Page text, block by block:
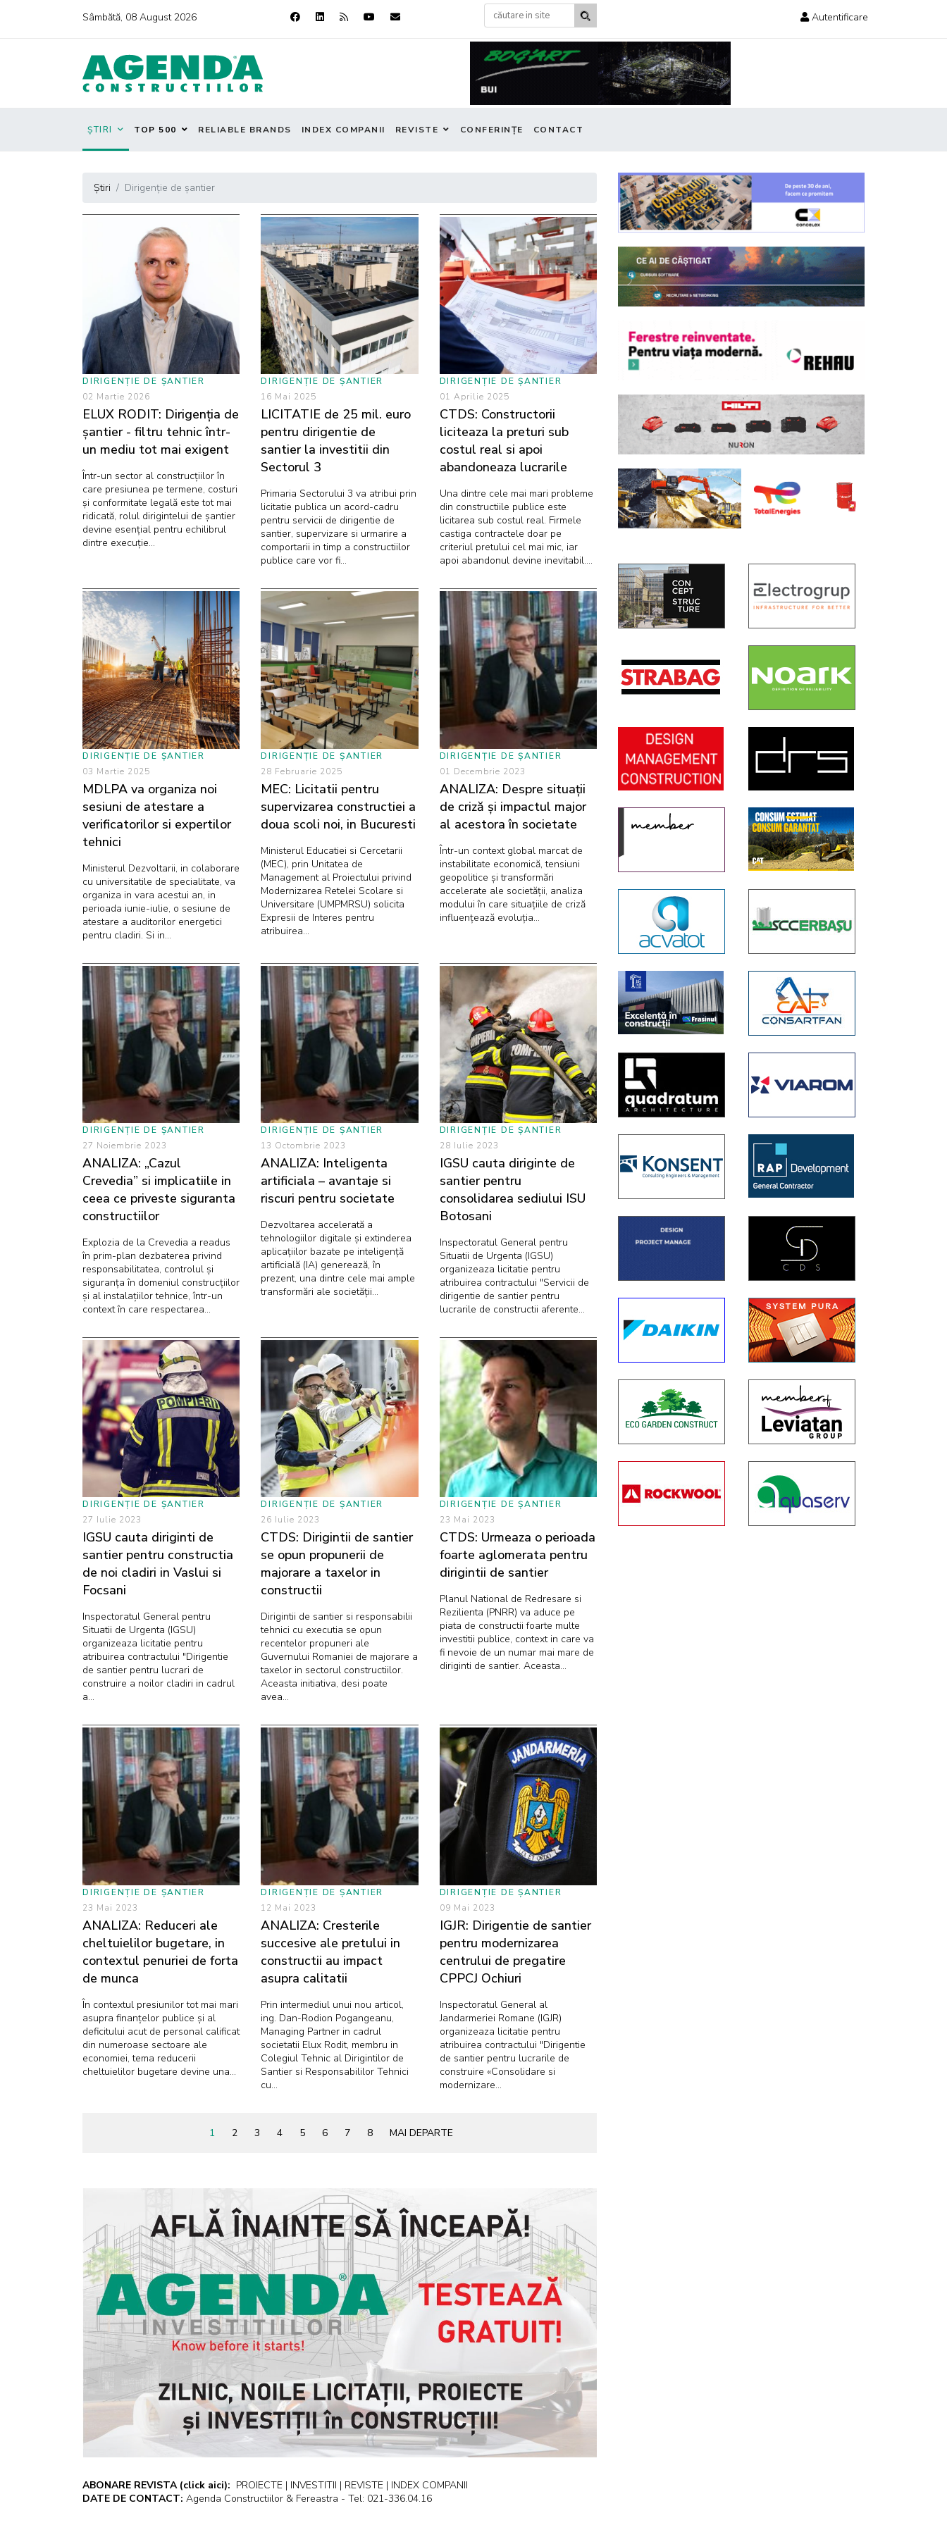
Sâmbătă, 08 August 2026 Autentificare
ȘTIRI TOP 500 RELIABLE BRANDS INDEX COMPANII REVISTE CONFERINȚE CONTACT
Știri Dirigenție de șantier
DIRIGENȚIE DE ȘANTIER
02 Martie 2026
ELUX RODIT: Dirigenția de
șantier - filtru tehnic într-
un mediu tot mai exigent
Într-un sector al construcțiilor în
care presiunea pe termene, costuri
și conformitate legală este tot mai
ridicată, rolul dirigintelui de șantier
devine esențial pentru echilibrul
dintre execuție...
DIRIGENȚIE DE ȘANTIER
16 Mai 2025
LICITATIE de 25 mil. euro
pentru dirigentie de
santier la investitii din
Sectorul 3
Primaria Sectorului 3 va atribui prin
licitatie publica un acord-cadru
pentru servicii de dirigentie de
santier, supervizare si urmarire a
comportarii in timp a constructiilor
publice care vor fi...
DIRIGENȚIE DE ȘANTIER
01 Aprilie 2025
CTDS: Constructorii
liciteaza la preturi sub
costul real si apoi
abandoneaza lucrarile
Una dintre cele mai mari probleme
din constructiile publice este
licitarea sub costul real. Firmele
castiga contractele doar pe
criteriul pretului cel mai mic, iar
apoi abandonul devine inevitabil....
DIRIGENȚIE DE ȘANTIER
03 Martie 2025
MDLPA va organiza noi
sesiuni de atestare a
verificatorilor si expertilor
tehnici
Ministerul Dezvoltarii, in colaborare
cu universitatile de specialitate, va
organiza in vara acestui an, in
perioada iunie-iulie, o sesiune de
atestare a auditorilor energetici
pentru cladiri. Si in...
DIRIGENȚIE DE ȘANTIER
28 Februarie 2025
MEC: Licitatii pentru
supervizarea constructiei a
doua scoli noi, in Bucuresti
Ministerul Educatiei si Cercetarii
(MEC), prin Unitatea de
Management al Proiectului privind
Modernizarea Retelei Scolare si
Universitare (UMPMRSU) solicita
Expresii de Interes pentru
atribuirea...
DIRIGENȚIE DE ȘANTIER
01 Decembrie 2023
ANALIZA: Despre situații
de criză și impactul major
al acestora în societate
Într-un context global marcat de
instabilitate economică, tensiuni
geopolitice și transformări
accelerate ale societății, analiza
modului în care situațiile de criză
influențează evoluția...
DIRIGENȚIE DE ȘANTIER
27 Noiembrie 2023
ANALIZA: „Cazul
Crevedia” si implicatiile in
ceea ce priveste siguranta
constructiilor
Explozia de la Crevedia a readus
în prim-plan dezbaterea privind
responsabilitatea, controlul și
siguranța în domeniul construcțiilor
și al instalațiilor tehnice, într-un
context în care respectarea...
DIRIGENȚIE DE ȘANTIER
13 Octombrie 2023
ANALIZA: Inteligenta
artificiala – avantaje si
riscuri pentru societate
Dezvoltarea accelerată a
tehnologiilor digitale și extinderea
aplicațiilor bazate pe inteligență
artificială (IA) generează, în
prezent, una dintre cele mai ample
transformări ale societății...
DIRIGENȚIE DE ȘANTIER
28 Iulie 2023
IGSU cauta diriginte de
santier pentru
consolidarea sediului ISU
Botosani
Inspectoratul General pentru
Situatii de Urgenta (IGSU)
organizeaza licitatie pentru
atribuirea contractului "Servicii de
dirigentie de santier pentru
lucrarile de constructii aferente...
DIRIGENȚIE DE ȘANTIER
27 Iulie 2023
IGSU cauta diriginti de
santier pentru constructia
de noi cladiri in Vaslui si
Focsani
Inspectoratul General pentru
Situatii de Urgenta (IGSU)
organizeaza licitatie pentru
atribuirea contractului "Dirigentie
de santier pentru lucrari de
construire a noilor cladiri in cadrul
a...
DIRIGENȚIE DE ȘANTIER
26 Iulie 2023
CTDS: Dirigintii de santier
se opun propunerii de
majorare a taxelor in
constructii
Dirigintii de santier si responsabilii
tehnici cu executia se opun
recentelor propuneri ale
Guvernului Romaniei de majorare a
taxelor in sectorul constructiilor.
Aceasta initiativa, desi poate
avea...
DIRIGENȚIE DE ȘANTIER
23 Mai 2023
CTDS: Urmeaza o perioada
foarte aglomerata pentru
dirigintii de santier
Planul National de Redresare si
Rezilienta (PNRR) va aduce pe
piata de constructii foarte multe
investitii publice, context in care va
fi nevoie de un numar mai mare de
diriginti de santier. Aceasta...
DIRIGENȚIE DE ȘANTIER
23 Mai 2023
ANALIZA: Reduceri ale
cheltuielilor bugetare, in
contextul penuriei de forta
de munca
În contextul presiunilor tot mai mari
asupra finanțelor publice și al
deficitului acut de personal calificat
din numeroase sectoare ale
economiei, tema reducerii
cheltuielilor bugetare devine una...
DIRIGENȚIE DE ȘANTIER
12 Mai 2023
ANALIZA: Cresterile
succesive ale pretului in
constructii au impact
asupra calitatii
Prin intermediul unui nou articol,
ing. Dan-Rodion Pogangeanu,
Managing Partner in cadrul
societatii Elux Rodit, membru in
Colegiul Tehnic al Dirigintilor de
Santier si Responsabililor Tehnici
cu...
DIRIGENȚIE DE ȘANTIER
09 Mai 2023
IGJR: Dirigentie de santier
pentru modernizarea
centrului de pregatire
CPPCJ Ochiuri
Inspectoratul General al
Jandarmeriei Romane (IGJR)
organizeaza licitatie pentru
atribuirea contractului "Dirigentie
de santier pentru lucrarile de
construire «Consolidare si
modernizare...
1 2 3 4 5 6 7 8 MAI DEPARTE
ABONARE REVISTA (click aici): PROIECTE | INVESTITII | REVISTE | INDEX COMPANII
DATE DE CONTACT: Agenda Constructiilor & Fereastra - Tel: 021-336.04.16